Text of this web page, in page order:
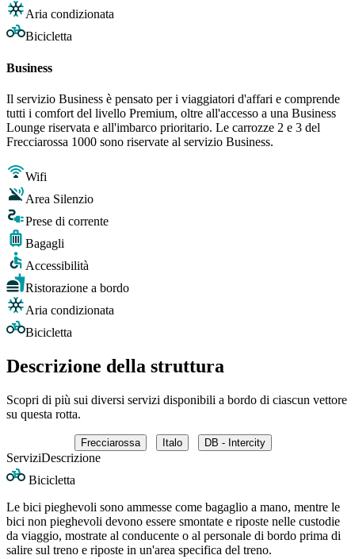
Aria condizionata
Bicicletta
Business
Il servizio Business è pensato per i viaggiatori d'affari e comprende
tutti i comfort del livello Premium, oltre all'accesso a una Business
Lounge riservata e all'imbarco prioritario. Le carrozze 2 e 3 del
Frecciarossa 1000 sono riservate al servizio Business.
Wifi
Area Silenzio
Prese di corrente
Bagagli
Accessibilità
Ristorazione a bordo
Aria condizionata
Bicicletta
Descrizione della struttura
Scopri di più sui diversi servizi disponibili a bordo di ciascun vettore
su questa rotta.
Frecciarossa Italo DB - Intercity
ServiziDescrizione
Bicicletta
Le bici pieghevoli sono ammesse come bagaglio a mano, mentre le
bici non pieghevoli devono essere smontate e riposte nelle custodie
da viaggio, mostrate al conducente o al personale di bordo prima di
salire sul treno e riposte in un'area specifica del treno.